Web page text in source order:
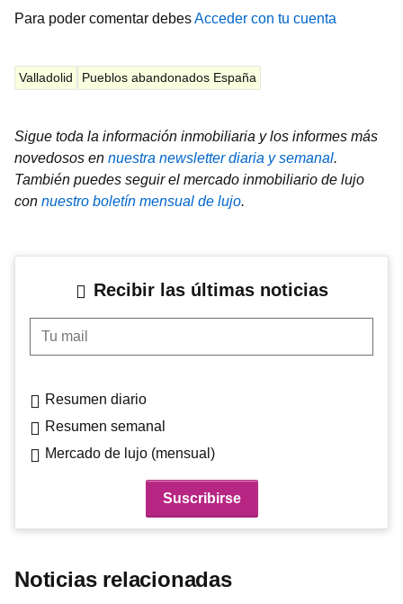
Para poder comentar debesAcceder con tu cuenta
Valladolid Pueblos abandonados España
Sigue toda la información inmobiliaria y los informes más
novedosos en nuestra newsletter diaria y semanal.
También puedes seguir el mercado inmobiliario de lujo
con nuestro boletín mensual de lujo.
Recibir las últimas noticias
Tu mail
Resumen diario
Resumen semanal
Mercado de lujo (mensual)
Noticias relacionadas